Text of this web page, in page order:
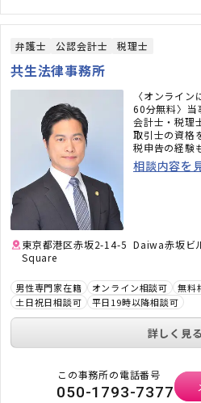
弁護士 公認会計士 税理士
共生法律事務所
〈オンライ
60分無料〉当
会計士・税理
取引士の資格
税申告の経験
く、税務のこ
ご提供いたし
相談内容を
東京都港区赤坂2-14-5 Daiwa赤坂ビ
Square
男性専門家在籍 オンライン相談可 無料
土日祝日相談可
平日19時以降相談可
詳しく見る
この事務所の電話番号
050-1793-7377